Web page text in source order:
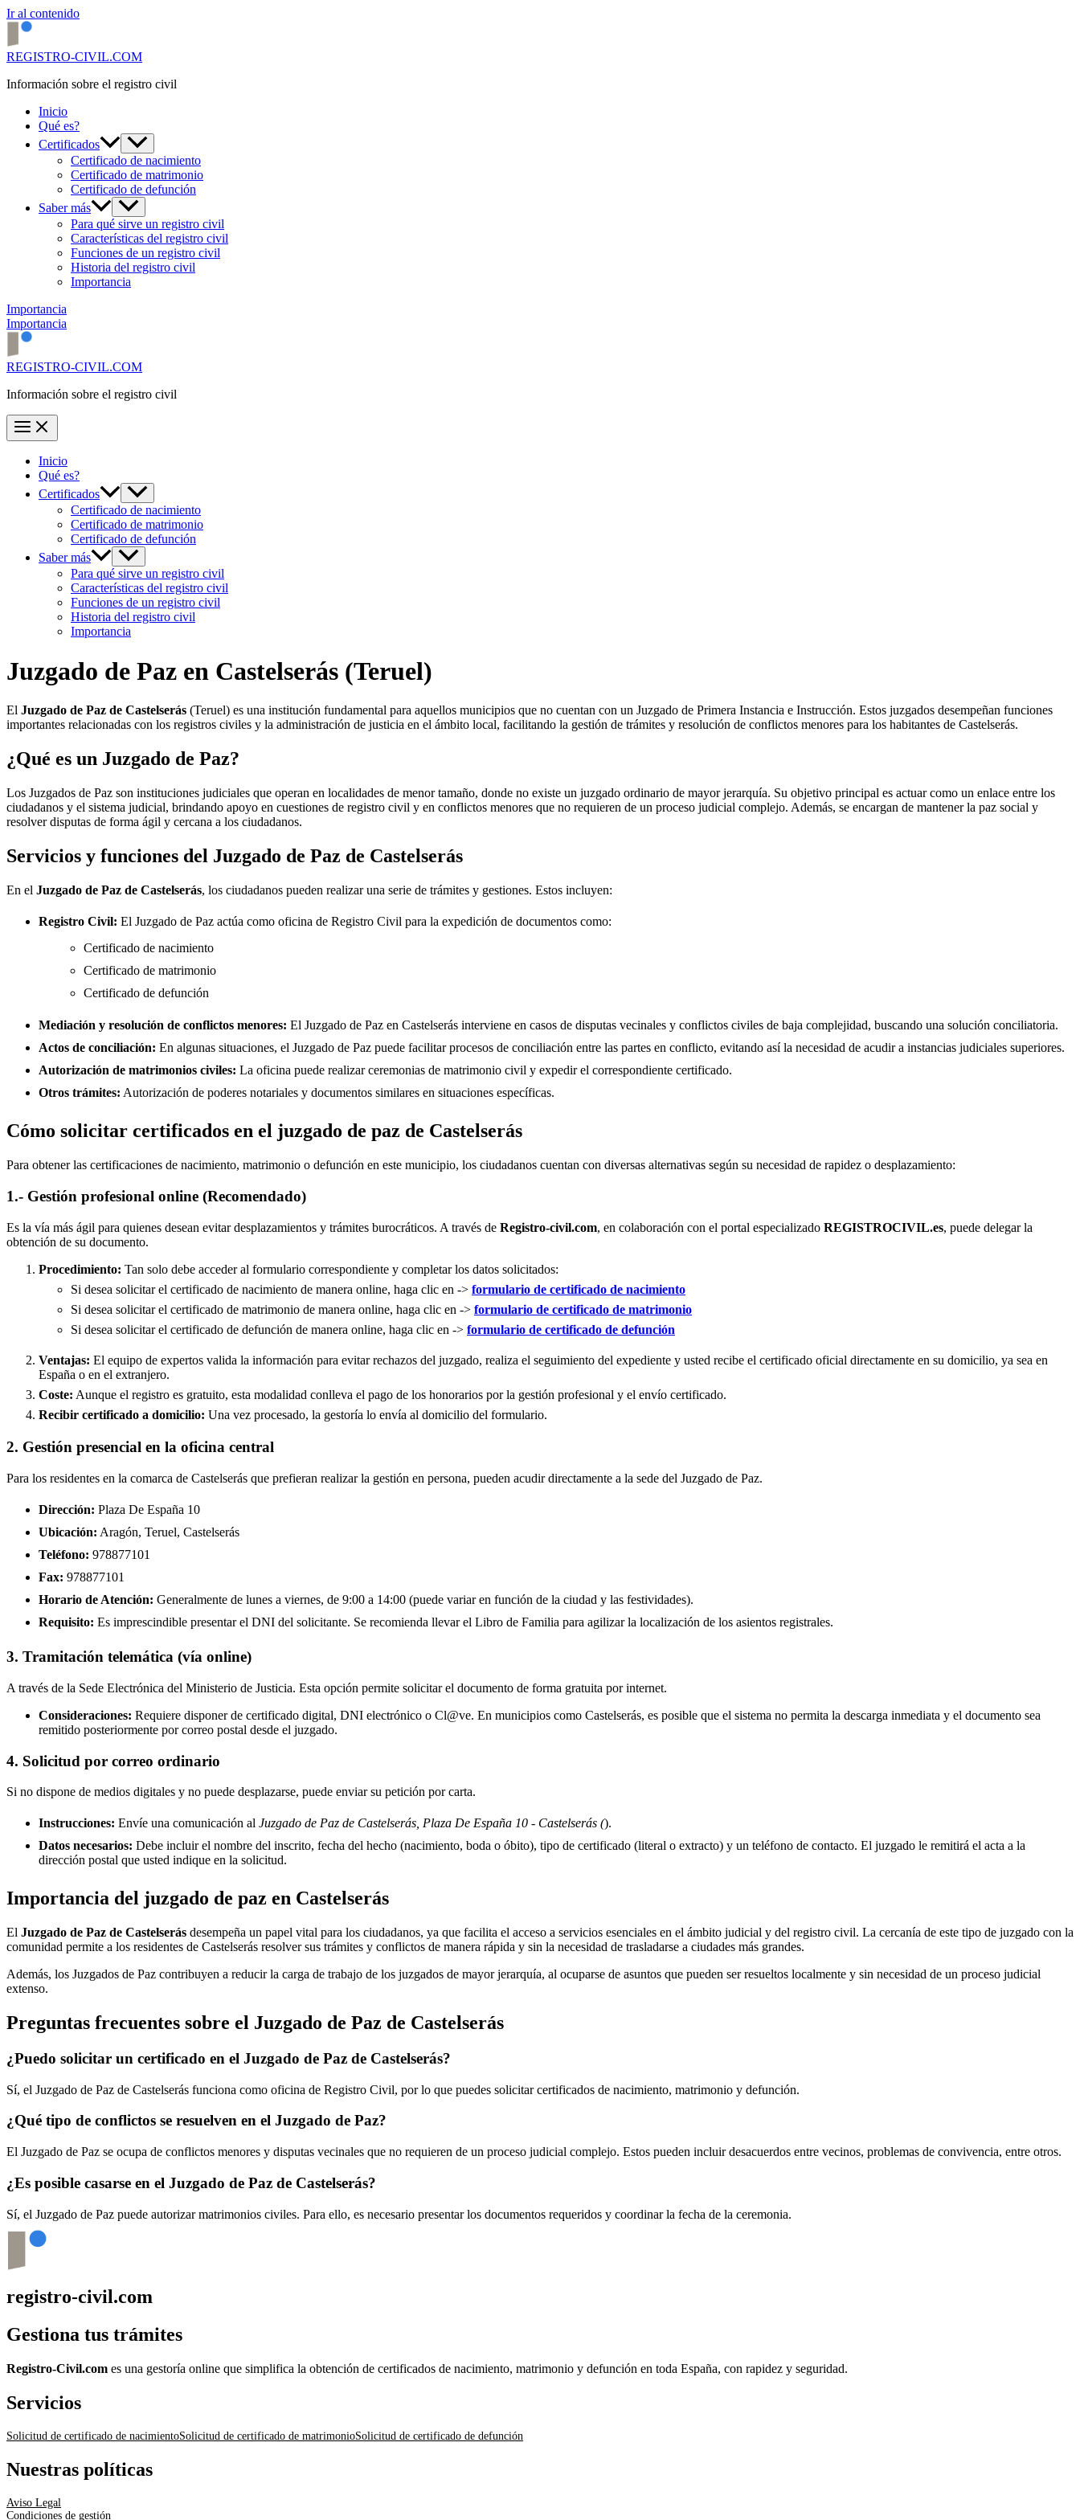
Ir al contenido
REGISTRO-CIVIL.COM
Información sobre el registro civil
Inicio
Qué es?
Certificados
Certificado de nacimiento
Certificado de matrimonio
Certificado de defunción
Saber más
Para qué sirve un registro civil
Características del registro civil
Funciones de un registro civil
Historia del registro civil
Importancia
Importancia
Importancia
REGISTRO-CIVIL.COM
Información sobre el registro civil
Inicio
Qué es?
Certificados
Certificado de nacimiento
Certificado de matrimonio
Certificado de defunción
Saber más
Para qué sirve un registro civil
Características del registro civil
Funciones de un registro civil
Historia del registro civil
Importancia
Juzgado de Paz en Castelserás (Teruel)
El Juzgado de Paz de Castelserás (Teruel) es una institución fundamental para aquellos municipios que no cuentan con un Juzgado de Primera Instancia e Instrucción. Estos juzgados desempeñan funciones
importantes relacionadas con los registros civiles y la administración de justicia en el ámbito local, facilitando la gestión de trámites y resolución de conflictos menores para los habitantes de Castelserás.
¿Qué es un Juzgado de Paz?
Los Juzgados de Paz son instituciones judiciales que operan en localidades de menor tamaño, donde no existe un juzgado ordinario de mayor jerarquía. Su objetivo principal es actuar como un enlace entre los
ciudadanos y el sistema judicial, brindando apoyo en cuestiones de registro civil y en conflictos menores que no requieren de un proceso judicial complejo. Además, se encargan de mantener la paz social y
resolver disputas de forma ágil y cercana a los ciudadanos.
Servicios y funciones del Juzgado de Paz de Castelserás
En el Juzgado de Paz de Castelserás, los ciudadanos pueden realizar una serie de trámites y gestiones. Estos incluyen:
Registro Civil: El Juzgado de Paz actúa como oficina de Registro Civil para la expedición de documentos como:
Certificado de nacimiento
Certificado de matrimonio
Certificado de defunción
Mediación y resolución de conflictos menores: El Juzgado de Paz en Castelserás interviene en casos de disputas vecinales y conflictos civiles de baja complejidad, buscando una solución conciliatoria.
Actos de conciliación: En algunas situaciones, el Juzgado de Paz puede facilitar procesos de conciliación entre las partes en conflicto, evitando así la necesidad de acudir a instancias judiciales superiores.
Autorización de matrimonios civiles: La oficina puede realizar ceremonias de matrimonio civil y expedir el correspondiente certificado.
Otros trámites: Autorización de poderes notariales y documentos similares en situaciones específicas.
Cómo solicitar certificados en el juzgado de paz de Castelserás
Para obtener las certificaciones de nacimiento, matrimonio o defunción en este municipio, los ciudadanos cuentan con diversas alternativas según su necesidad de rapidez o desplazamiento:
1.- Gestión profesional online (Recomendado)
Es la vía más ágil para quienes desean evitar desplazamientos y trámites burocráticos. A través de Registro-civil.com, en colaboración con el portal especializado REGISTROCIVIL.es, puede delegar la
obtención de su documento.
Procedimiento: Tan solo debe acceder al formulario correspondiente y completar los datos solicitados:
Si desea solicitar el certificado de nacimiento de manera online, haga clic en -> formulario de certificado de nacimiento
Si desea solicitar el certificado de matrimonio de manera online, haga clic en -> formulario de certificado de matrimonio
Si desea solicitar el certificado de defunción de manera online, haga clic en -> formulario de certificado de defunción
Ventajas: El equipo de expertos valida la información para evitar rechazos del juzgado, realiza el seguimiento del expediente y usted recibe el certificado oficial directamente en su domicilio, ya sea en
España o en el extranjero.
Coste: Aunque el registro es gratuito, esta modalidad conlleva el pago de los honorarios por la gestión profesional y el envío certificado.
Recibir certificado a domicilio: Una vez procesado, la gestoría lo envía al domicilio del formulario.
2. Gestión presencial en la oficina central
Para los residentes en la comarca de Castelserás que prefieran realizar la gestión en persona, pueden acudir directamente a la sede del Juzgado de Paz.
Dirección: Plaza De España 10
Ubicación: Aragón, Teruel, Castelserás
Teléfono: 978877101
Fax: 978877101
Horario de Atención: Generalmente de lunes a viernes, de 9:00 a 14:00 (puede variar en función de la ciudad y las festividades).
Requisito: Es imprescindible presentar el DNI del solicitante. Se recomienda llevar el Libro de Familia para agilizar la localización de los asientos registrales.
3. Tramitación telemática (vía online)
A través de la Sede Electrónica del Ministerio de Justicia. Esta opción permite solicitar el documento de forma gratuita por internet.
Consideraciones: Requiere disponer de certificado digital, DNI electrónico o Cl@ve. En municipios como Castelserás, es posible que el sistema no permita la descarga inmediata y el documento sea
remitido posteriormente por correo postal desde el juzgado.
4. Solicitud por correo ordinario
Si no dispone de medios digitales y no puede desplazarse, puede enviar su petición por carta.
Instrucciones: Envíe una comunicación al Juzgado de Paz de Castelserás, Plaza De España 10 - Castelserás ().
Datos necesarios: Debe incluir el nombre del inscrito, fecha del hecho (nacimiento, boda o óbito), tipo de certificado (literal o extracto) y un teléfono de contacto. El juzgado le remitirá el acta a la
dirección postal que usted indique en la solicitud.
Importancia del juzgado de paz en Castelserás
El Juzgado de Paz de Castelserás desempeña un papel vital para los ciudadanos, ya que facilita el acceso a servicios esenciales en el ámbito judicial y del registro civil. La cercanía de este tipo de juzgado con la
comunidad permite a los residentes de Castelserás resolver sus trámites y conflictos de manera rápida y sin la necesidad de trasladarse a ciudades más grandes.
Además, los Juzgados de Paz contribuyen a reducir la carga de trabajo de los juzgados de mayor jerarquía, al ocuparse de asuntos que pueden ser resueltos localmente y sin necesidad de un proceso judicial
extenso.
Preguntas frecuentes sobre el Juzgado de Paz de Castelserás
¿Puedo solicitar un certificado en el Juzgado de Paz de Castelserás?
Sí, el Juzgado de Paz de Castelserás funciona como oficina de Registro Civil, por lo que puedes solicitar certificados de nacimiento, matrimonio y defunción.
¿Qué tipo de conflictos se resuelven en el Juzgado de Paz?
El Juzgado de Paz se ocupa de conflictos menores y disputas vecinales que no requieren de un proceso judicial complejo. Estos pueden incluir desacuerdos entre vecinos, problemas de convivencia, entre otros.
¿Es posible casarse en el Juzgado de Paz de Castelserás?
Sí, el Juzgado de Paz puede autorizar matrimonios civiles. Para ello, es necesario presentar los documentos requeridos y coordinar la fecha de la ceremonia.
registro-civil.com
Gestiona tus trámites
Registro-Civil.com es una gestoría online que simplifica la obtención de certificados de nacimiento, matrimonio y defunción en toda España, con rapidez y seguridad.
Servicios
Solicitud de certificado de nacimientoSolicitud de certificado de matrimonioSolicitud de certificado de defunción
Nuestras políticas
Aviso Legal
Condiciones de gestión